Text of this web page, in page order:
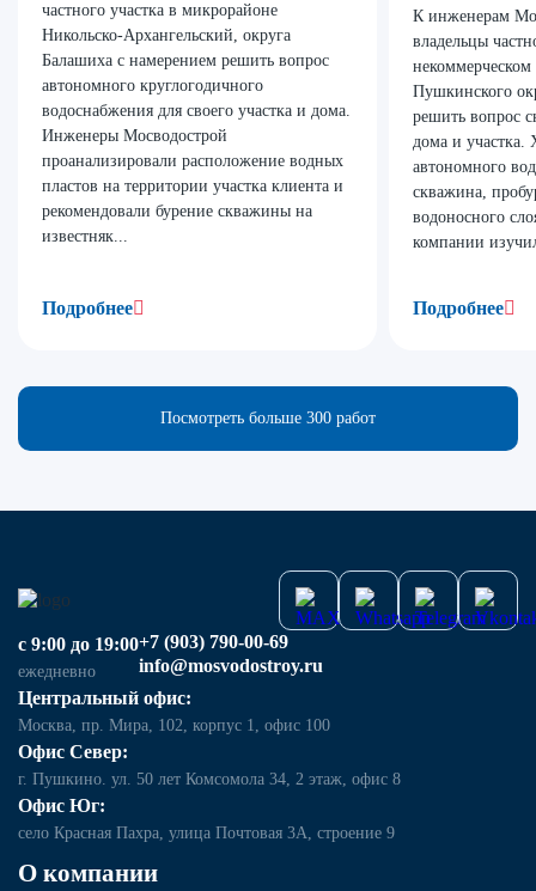
частного участка в микрорайоне
Никольско-Архангельский, округа
Балашиха с намерением решить вопрос
автономного круглогодичного
водоснабжения для своего участка и дома.
Инженеры Мосводострой
проанализировали расположение водных
пластов на территории участка клиента и
рекомендовали бурение скважины на
известняк...
Подробнее
К инженерам
владельцы
Пушкинского
решить вопрос
дома и
автономного
скважина,
водоносного
компании
Подробнее
Посмотреть больше 300 работ
О компании
с 9:00 до 19:00
ежедневно
+7 (903) 790-00-69
info@mosvodostroy.ru
Центральный офис:
Москва, пр. Мира, 102, корпус 1, офис 100
Офис Север:
г. Пушкино. ул. 50 лет Комсомола 34, 2 этаж, офис 8
Офис Юг:
село Красная Пахра, улица Почтовая 3А, строение 9